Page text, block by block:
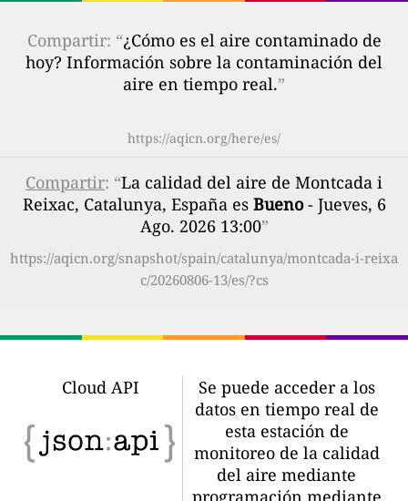
Compartir: “¿Cómo es el aire contaminado de
hoy? Información sobre la contaminación del
aire en tiempo real.”
https://aqicn.org/here/es/
Compartir: “La calidad del aire de Montcada i
Reixac, Catalunya, España es Bueno- Jueves, 6
Ago. 2026 13:00”
https://aqicn.org/snapshot/spain/catalunya/montcada-i-reixa
c/20260806-13/es/?cs
Cloud API
Se puede acceder a los
datos en tiempo real de
esta estación de
monitoreo de la calidad
del aire mediante
programación mediante